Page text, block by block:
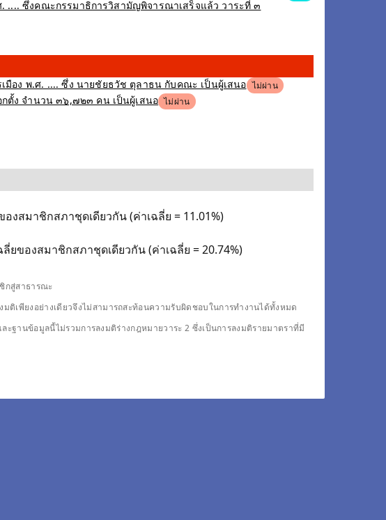
. .... ซึ่งคณะกรรมาธิการวิสามัญพิจารณาเสร็จแล้ว วาระที่ ๓
มือง พ.ศ. .... ซึ่ง นายชัยธวัช ตุลาธน กับคณะ เป็นผู้เสนอ ไม่ผ่าน
ตั้ง จำนวน ๓๖,๗๒๓ คน เป็นผู้เสนอ ไม่ผ่าน
สมาชิกสภาชุดเดียวกัน (ค่าเฉลี่ย = 11.01%)
ของสมาชิกสภาชุดเดียวกัน (ค่าเฉลี่ย = 20.74%)
กสู่สาธารณะ
เพียงอย่างเดียวจึงไม่สามารถสะท้อนความรับผิดชอบในการทำงานได้ทั้งหมด
ะฐานข้อมูลนี้ไม่รวมการลงมติร่างกฎหมายวาระ 2 ซึ่งเป็นการลงมติรายมาตราที่มี